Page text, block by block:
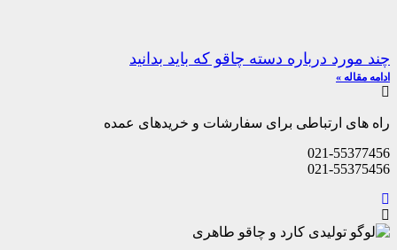
چند مورد درباره دسته چاقو که باید بدانید
ادامه مقاله »
راه های ارتباطی برای سفارشات و خریدهای عمده
021-55377456
021-55375456